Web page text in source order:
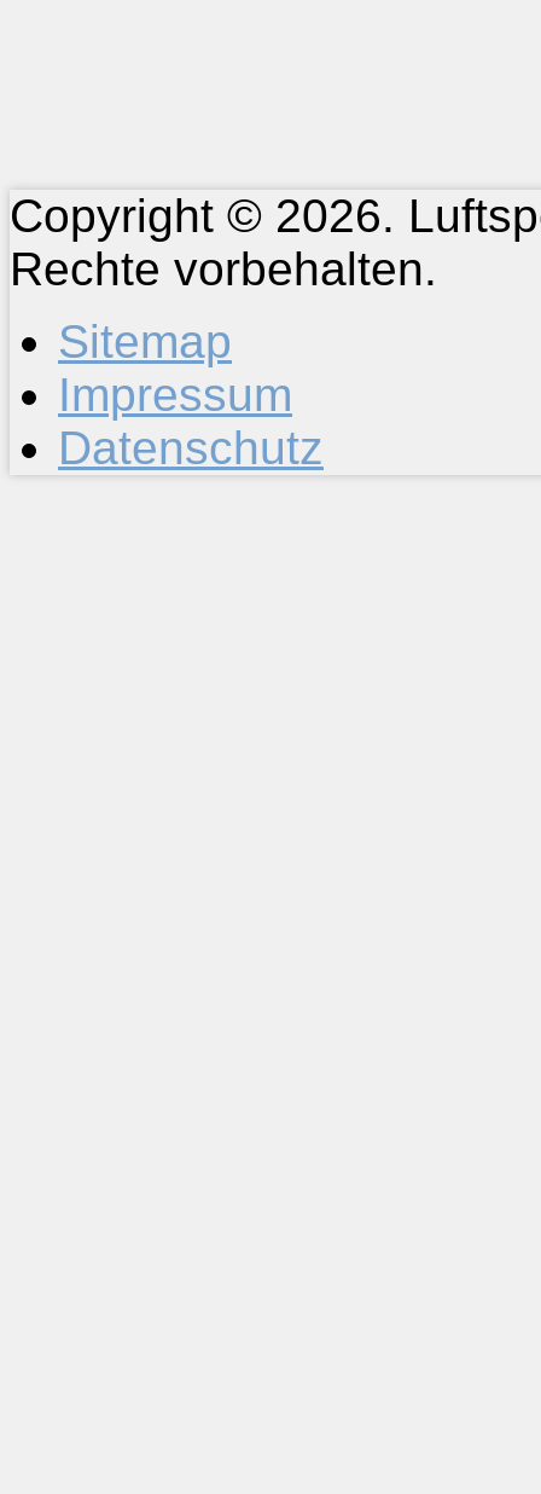
Copyright © 2026.
Rechte vorbehalten.
Sitemap
Impressum
Datenschutz